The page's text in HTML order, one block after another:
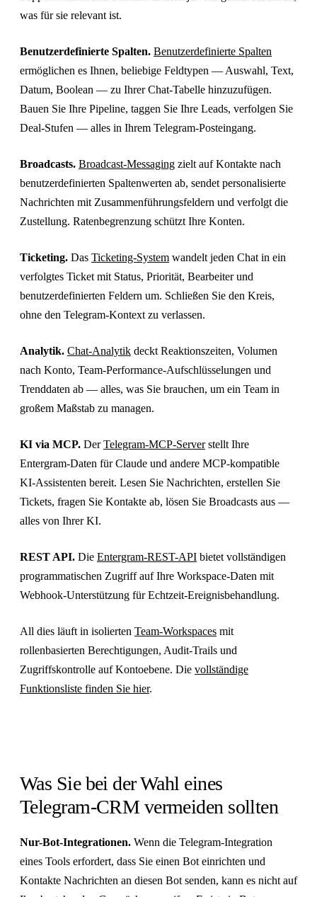
was für sie relevant ist.
Benutzerdefinierte Spalten. Benutzerdefinierte Spalten
ermöglichen es Ihnen, beliebige Feldtypen — Auswahl, Text,
Datum, Boolean — zu Ihrer Chat-Tabelle hinzuzufügen.
Bauen Sie Ihre Pipeline, taggen Sie Ihre Leads, verfolgen Sie
Deal-Stufen — alles in Ihrem Telegram-Posteingang.
Broadcasts. Broadcast-Messaging zielt auf Kontakte nach
benutzerdefinierten Spaltenwerten ab, sendet personalisierte
Nachrichten mit Zusammenführungsfeldern und verfolgt die
Zustellung. Ratenbegrenzung schützt Ihre Konten.
Ticketing. Das Ticketing-System wandelt jeden Chat in ein
verfolgtes Ticket mit Status, Priorität, Bearbeiter und
benutzerdefinierten Feldern um. Schließen Sie den Kreis,
ohne den Telegram-Kontext zu verlassen.
Analytik. Chat-Analytik deckt Reaktionszeiten, Volumen
nach Konto, Team-Performance-Aufschlüsselungen und
Trenddaten ab — alles, was Sie brauchen, um ein Team in
großem Maßstab zu managen.
KI via MCP. DerTelegram-MCP-Serverstellt Ihre
Entergram-Daten für Claude und andere MCP-kompatible
KI-Assistenten bereit. Lesen Sie Nachrichten, erstellen Sie
Tickets, fragen Sie Kontakte ab, lösen Sie Broadcasts aus —
alles von Ihrer KI.
REST API. Die Entergram-REST-API bietet vollständigen
programmatischen Zugriff auf Ihre Workspace-Daten mit
Webhook-Unterstützung für Echtzeit-Ereignisbehandlung.
All dies läuft in isolierten Team-Workspaces mit
rollenbasierten Berechtigungen, Audit-Trails und
Zugriffskontrolle auf Kontoebene. Die vollständige
Funktionsliste finden Sie hier.
Was Sie bei der Wahl eines
Telegram-CRM vermeiden sollten
Nur-Bot-Integrationen. Wenn die Telegram-Integration
eines Tools erfordert, dass Sie einen Bot einrichten und
Kontakte Nachrichten an diesen Bot senden, kann es nicht auf